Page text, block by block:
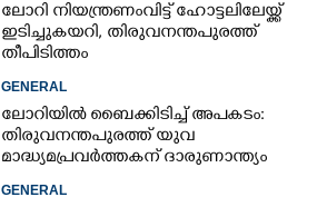
ലോറി നിയന്ത്രണംവിട്ട് ഹോട്ടലിലേയ്ക്ക്
ഇടിച്ചുകയറി, തിരുവനന്തപുരത്ത്
തീപിടിത്തം
GENERAL
ലോറിയിൽ ബൈക്കിടിച്ച് അപകടം:
തിരുവനന്തപുരത്ത് യുവ
മാദ്ധ്യമപ്രവർത്തകന് ദാരുണാന്ത്യം
GENERAL